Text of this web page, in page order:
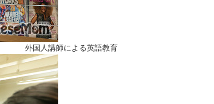
外国人講師による英語教育